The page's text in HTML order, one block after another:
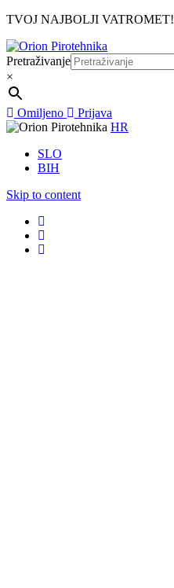
TVOJ NAJBOLJI VATROMET!
Pretraživanje
×
Omiljeno
Prijava
HR
SLO
BIH
Skip to content